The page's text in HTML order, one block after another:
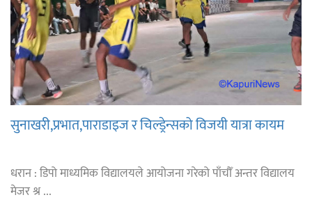
सुनाखरी,प्रभात,पाराडाइज र चिल्ड्रेन्सको विजयी यात्रा कायम
धरान : डिपो माध्यमिक विद्यालयले आयोजना गरेको पाँचौँ अन्तर विद्यालय
मेजर श्र ...